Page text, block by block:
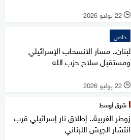
l 22 يوليو 2026
خاص
لبنان.. مسار الانسحاب الإسرائيلي
ومستقبل سلاح حزب الله
l 22 يوليو 2026
شرق أوسط
زوطر الغربية.. إطلاق نار إسرائيلي قرب
انتشار الجيش اللبناني